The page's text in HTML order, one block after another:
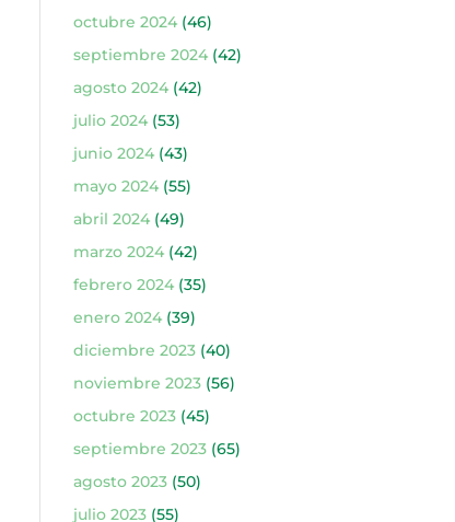
octubre 2024(46)
septiembre 2024(42)
agosto 2024(42)
julio 2024(53)
junio 2024(43)
mayo 2024(55)
abril 2024(49)
marzo 2024(42)
febrero 2024(35)
enero 2024(39)
diciembre 2023(40)
noviembre 2023(56)
octubre 2023(45)
septiembre 2023(65)
agosto 2023(50)
julio 2023(55)